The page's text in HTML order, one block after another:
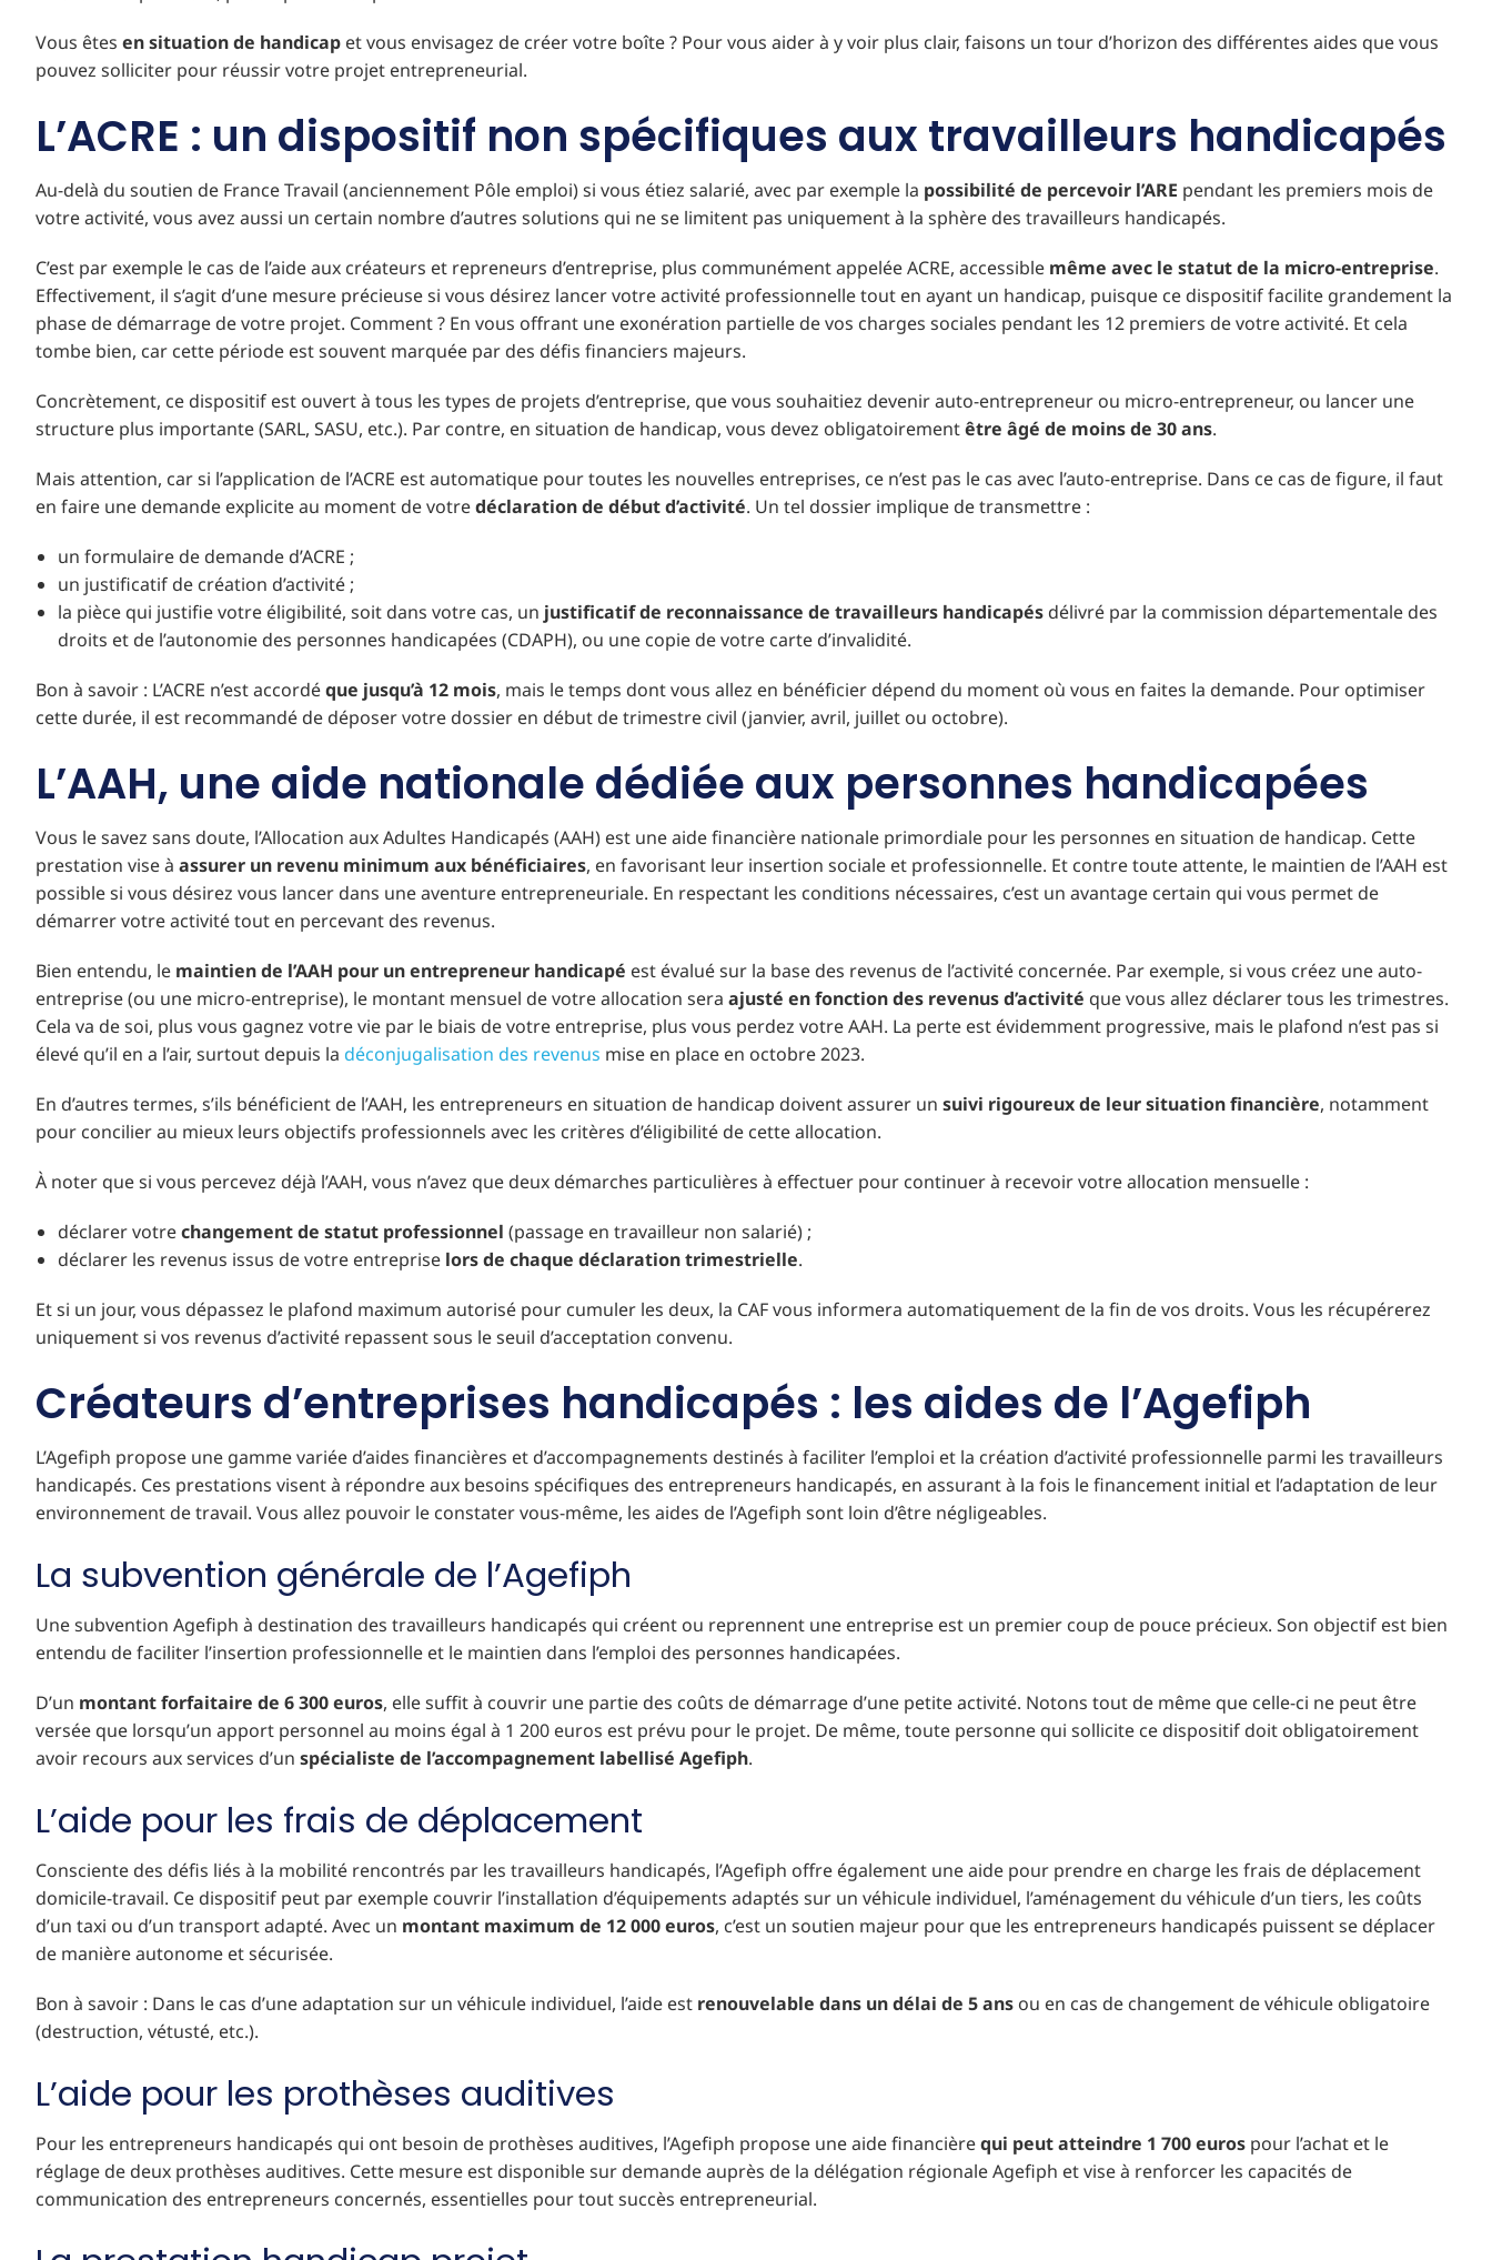
Vous êtes en situation de handicap et vous envisagez de créer votre boîte ? Pour vous aider à y voir plus clair, faisons un tour d’horizon des différentes aides que vous
pouvez solliciter pour réussir votre projet entrepreneurial.
L’ACRE : un dispositif non spécifiques aux travailleurs handicapés
Au-delà du soutien de France Travail (anciennement Pôle emploi) si vous étiez salarié, avec par exemple la possibilité de percevoir l’ARE pendant les premiers mois de
votre activité, vous avez aussi un certain nombre d’autres solutions qui ne se limitent pas uniquement à la sphère des travailleurs handicapés.
C’est par exemple le cas de l’aide aux créateurs et repreneurs d’entreprise, plus communément appelée ACRE, accessible même avec le statut de la micro-entreprise.
Effectivement, il s’agit d’une mesure précieuse si vous désirez lancer votre activité professionnelle tout en ayant un handicap, puisque ce dispositif facilite grandement la
phase de démarrage de votre projet. Comment ? En vous offrant une exonération partielle de vos charges sociales pendant les 12 premiers de votre activité. Et cela
tombe bien, car cette période est souvent marquée par des défis financiers majeurs.
Concrètement, ce dispositif est ouvert à tous les types de projets d’entreprise, que vous souhaitiez devenir auto-entrepreneur ou micro-entrepreneur, ou lancer une
structure plus importante (SARL, SASU, etc.). Par contre, en situation de handicap, vous devez obligatoirementêtre âgé de moins de 30 ans.
Mais attention, car si l’application de l’ACRE est automatique pour toutes les nouvelles entreprises, ce n’est pas le cas avec l’auto-entreprise. Dans ce cas de figure, il faut
en faire une demande explicite au moment de votredéclaration de début d’activité. Un tel dossier implique de transmettre :
un formulaire de demande d’ACRE ;
un justificatif de création d’activité ;
la pièce qui justifie votre éligibilité, soit dans votre cas, un justificatif de reconnaissance de travailleurs handicapés délivré par la commission départementale des
droits et de l’autonomie des personnes handicapées (CDAPH), ou une copie de votre carte d’invalidité.
Bon à savoir : L’ACRE n’est accordéque jusqu’à 12 mois, mais le temps dont vous allez en bénéficier dépend du moment où vous en faites la demande. Pour optimiser
cette durée, il est recommandé de déposer votre dossier en début de trimestre civil (janvier, avril, juillet ou octobre).
L’AAH, une aide nationale dédiée aux personnes handicapées
Vous le savez sans doute, l’Allocation aux Adultes Handicapés (AAH) est une aide financière nationale primordiale pour les personnes en situation de handicap. Cette
prestation vise à assurer un revenu minimum aux bénéficiaires, en favorisant leur insertion sociale et professionnelle. Et contre toute attente, le maintien de l’AAH est
possible si vous désirez vous lancer dans une aventure entrepreneuriale. En respectant les conditions nécessaires, c’est un avantage certain qui vous permet de
démarrer votre activité tout en percevant des revenus.
Bien entendu, le maintien de l’AAH pour un entrepreneur handicapé est évalué sur la base des revenus de l’activité concernée. Par exemple, si vous créez une auto-
entreprise (ou une micro-entreprise), le montant mensuel de votre allocation sera ajusté en fonction des revenus d’activité que vous allez déclarer tous les trimestres.
Cela va de soi, plus vous gagnez votre vie par le biais de votre entreprise, plus vous perdez votre AAH. La perte est évidemment progressive, mais le plafond n’est pas si
élevé qu’il en a l’air, surtout depuis la déconjugalisation des revenus mise en place en octobre 2023.
En d’autres termes, s’ils bénéficient de l’AAH, les entrepreneurs en situation de handicap doivent assurer un suivi rigoureux de leur situation financière, notamment
pour concilier au mieux leurs objectifs professionnels avec les critères d’éligibilité de cette allocation.
À noter que si vous percevez déjà l’AAH, vous n’avez que deux démarches particulières à effectuer pour continuer à recevoir votre allocation mensuelle :
déclarer votrechangement de statut professionnel (passage en travailleur non salarié) ;
déclarer les revenus issus de votre entreprise lors de chaque déclaration trimestrielle.
Et si un jour, vous dépassez le plafond maximum autorisé pour cumuler les deux, la CAF vous informera automatiquement de la fin de vos droits. Vous les récupérerez
uniquement si vos revenus d’activité repassent sous le seuil d’acceptation convenu.
Créateurs d’entreprises handicapés : les aides de l’Agefiph
L’Agefiph propose une gamme variée d’aides financières et d’accompagnements destinés à faciliter l’emploi et la création d’activité professionnelle parmi les travailleurs
handicapés. Ces prestations visent à répondre aux besoins spécifiques des entrepreneurs handicapés, en assurant à la fois le financement initial et l’adaptation de leur
environnement de travail. Vous allez pouvoir le constater vous-même, les aides de l’Agefiph sont loin d’être négligeables.
La subvention générale de l’Agefiph
Une subvention Agefiph à destination des travailleurs handicapés qui créent ou reprennent une entreprise est un premier coup de pouce précieux. Son objectif est bien
entendu de faciliter l’insertion professionnelle et le maintien dans l’emploi des personnes handicapées.
D’un montant forfaitaire de 6 300 euros, elle suffit à couvrir une partie des coûts de démarrage d’une petite activité. Notons tout de même que celle-ci ne peut être
versée que lorsqu’un apport personnel au moins égal à 1 200 euros est prévu pour le projet. De même, toute personne qui sollicite ce dispositif doit obligatoirement
avoir recours aux services d’un spécialiste de l’accompagnement labellisé Agefiph.
L’aide pour les frais de déplacement
Consciente des défis liés à la mobilité rencontrés par les travailleurs handicapés, l’Agefiph offre également une aide pour prendre en charge les frais de déplacement
domicile-travail. Ce dispositif peut par exemple couvrir l’installation d’équipements adaptés sur un véhicule individuel, l’aménagement du véhicule d’un tiers, les coûts
d’un taxi ou d’un transport adapté. Avec un montant maximum de 12 000 euros, c’est un soutien majeur pour que les entrepreneurs handicapés puissent se déplacer
de manière autonome et sécurisée.
Bon à savoir : Dans le cas d’une adaptation sur un véhicule individuel, l’aide est renouvelable dans un délai de 5 ans ou en cas de changement de véhicule obligatoire
(destruction, vétusté, etc.).
L’aide pour les prothèses auditives
Pour les entrepreneurs handicapés qui ont besoin de prothèses auditives, l’Agefiph propose une aide financièrequi peut atteindre 1 700 euros pour l’achat et le
réglage de deux prothèses auditives. Cette mesure est disponible sur demande auprès de la délégation régionale Agefiph et vise à renforcer les capacités de
communication des entrepreneurs concernés, essentielles pour tout succès entrepreneurial.